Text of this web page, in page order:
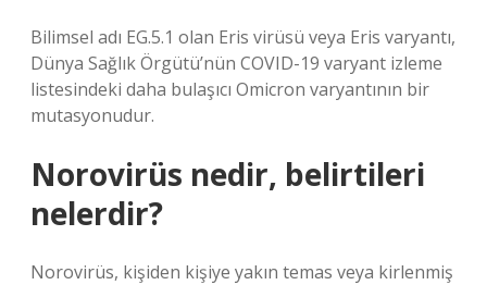
Bilimsel adı EG.5.1 olan Eris virüsü veya Eris varyantı,
Dünya Sağlık Örgütü’nün COVID-19 varyant izleme
listesindeki daha bulaşıcı Omicron varyantının bir
mutasyonudur.
Norovirüs nedir, belirtileri
nelerdir?
Norovirüs, kişiden kişiye yakın temas veya kirlenmiş